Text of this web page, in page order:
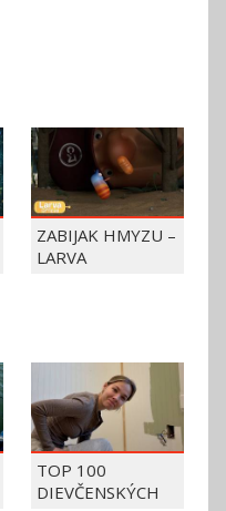
ZABIJAK HMYZU –
LARVA
TOP 100
DIEVČENSKÝCH